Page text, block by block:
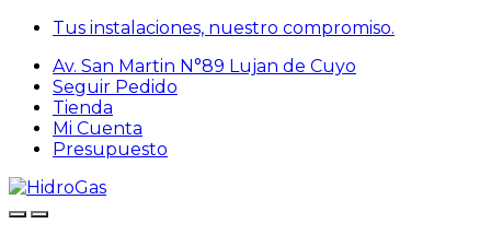
Skip
navigation
Skip
content
Tus instalaciones, nuestro compromiso.
Av. San Martin N°89 Lujan de Cuyo
Seguir Pedido
Tienda
Mi Cuenta
Presupuesto